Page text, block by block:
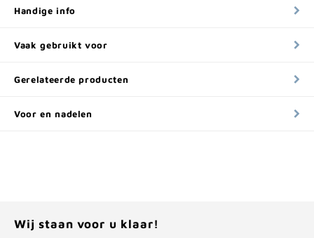
Handige info
Vaak gebruikt voor
Gerelateerde producten
Voor en nadelen
Wij staan voor u klaar!